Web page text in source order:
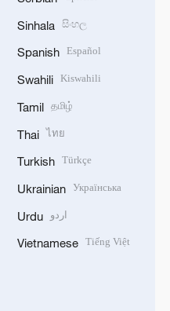
Sinhala සිංහල
Spanish Español
Swahili Kiswahili
Tamil தமிழ்
Thai ไทย
Turkish Türkçe
Ukrainian Українська
Urdu اردو
Vietnamese Tiếng Việt